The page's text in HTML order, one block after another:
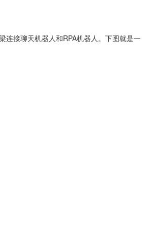
连接聊天机器人和RPA机器人。下图就是一